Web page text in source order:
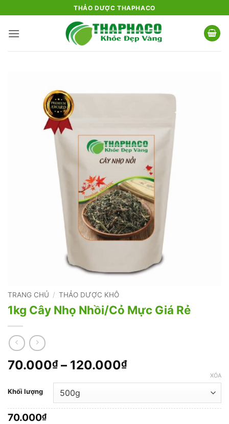
qua
nội
THẢO DƯỢC THAPHACO
TRANG CHỦ / THẢO DƯỢC KHÔ
1kg Cây Nhọ Nhồi/Cỏ Mực Giá Rẻ
70.000₫ – 120.000₫Khoảng
70.000₫
đến
Khối lượng
XÓA
70.000₫